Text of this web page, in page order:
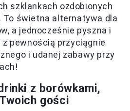
szklankach ozdobionych
To świetna alternatywa dla
a jednocześnie pyszna i
pewnością przyciągnie
i udanej zabawy przy
z borówkami,
gości